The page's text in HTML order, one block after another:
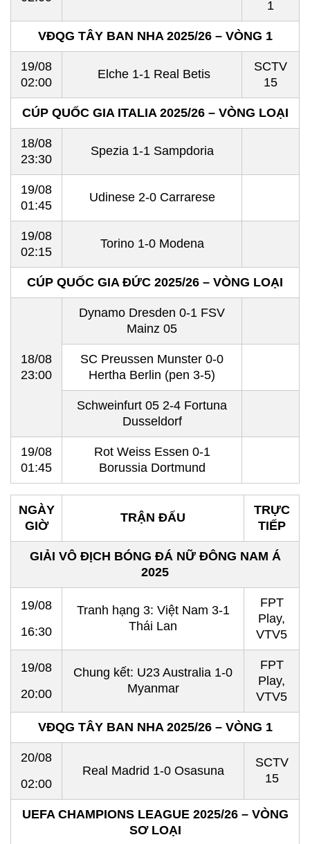
1
VĐQG TÂY BAN NHA 2025/26 – VÒNG 1
19/08
02:00
Elche 1-1 Real Betis
SCTV
15
CÚP QUỐC GIA ITALIA 2025/26 – VÒNG LOẠI
18/08
23:30
Spezia 1-1 Sampdoria
19/08
01:45
Udinese 2-0 Carrarese
19/08
02:15
Torino 1-0 Modena
CÚP QUỐC GIA ĐỨC 2025/26 – VÒNG LOẠI
18/08
23:00
Dynamo Dresden 0-1 FSV
Mainz 05
SC Preussen Munster 0-0
Hertha Berlin (pen 3-5)
Schweinfurt 05 2-4 Fortuna
Dusseldorf
19/08
01:45
Rot Weiss Essen 0-1
Borussia Dortmund
NGÀY
GIỜ
TRẬN ĐẤU
TRỰC
TIẾP
GIẢI VÔ ĐỊCH BÓNG ĐÁ NỮ ĐÔNG NAM Á
2025
19/08
16:30
Tranh hạng 3: Việt Nam 3-1
Thái Lan
FPT
Play,
VTV5
19/08
20:00
Chung kết: U23 Australia 1-0
Myanmar
FPT
Play,
VTV5
VĐQG TÂY BAN NHA 2025/26 – VÒNG 1
20/08
02:00
Real Madrid 1-0 Osasuna
SCTV
15
UEFA CHAMPIONS LEAGUE 2025/26 – VÒNG
SƠ LOẠI